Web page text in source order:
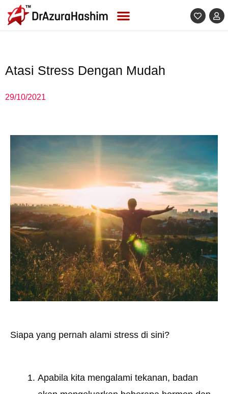
content
Atasi Stress Dengan Mudah
29/10/2021
Siapa yang pernah alami stress di sini?
Apabila kita mengalami tekanan, badan